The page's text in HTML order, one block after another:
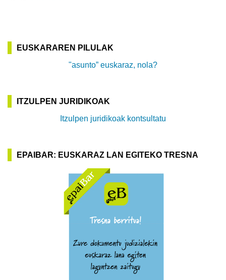
EUSKARAREN PILULAK
"asunto” euskaraz, nola?
ITZULPEN JURIDIKOAK
Itzulpen juridikoak kontsultatu
EPAIBAR: EUSKARAZ LAN EGITEKO TRESNA